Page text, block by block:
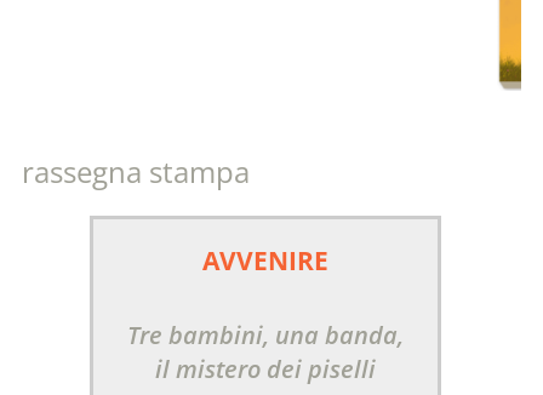
rassegna stampa
AVVENIRE
Tre bambini, una banda,
il mistero dei piselli